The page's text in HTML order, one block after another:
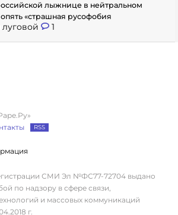
лыжнице в нейтральном
опять «страшная русофобия
луговой 1
RSS
СМИ Эл №ФС77-72704 выдано
по надзору в сфере связи,
и массовых коммуникаций
г.